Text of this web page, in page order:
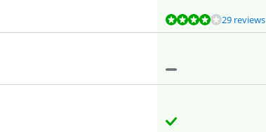
29 reviews